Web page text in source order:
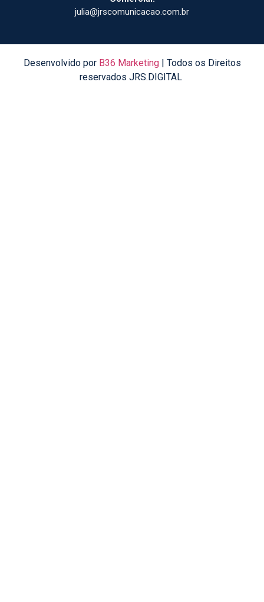
julia@jrscomunicacao.com.br
Desenvolvido por B36 Marketing| Todos os Direitos
reservados JRS.DIGITAL